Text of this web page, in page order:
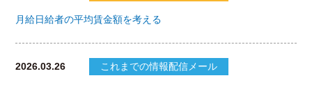
月給日給者の平均賃金額を考える
2026.03.26 これまでの情報配信メール